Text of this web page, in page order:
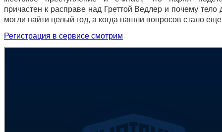
причастен к расправе над Греттой Ведлер и почему тело
могли найти целый год, а когда нашли вопросов стало
Регистрация в сервисе смотрим